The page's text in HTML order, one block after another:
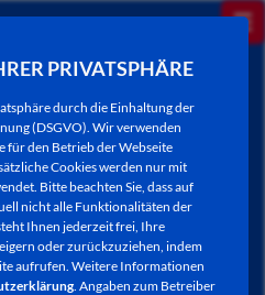
PRIVATSPHÄRE
durch die Einhaltung der
(DSGVO). Wir verwenden
für den Betrieb der Webseite
Cookies werden nur mit
Bitte beachten Sie, dass auf
nicht alle Funktionalitäten der
Ihnen jederzeit frei, Ihre
oder zurückzuziehen, indem
aufrufen. Weitere Informationen
. Angaben zum Betreiber
CITY LETTER